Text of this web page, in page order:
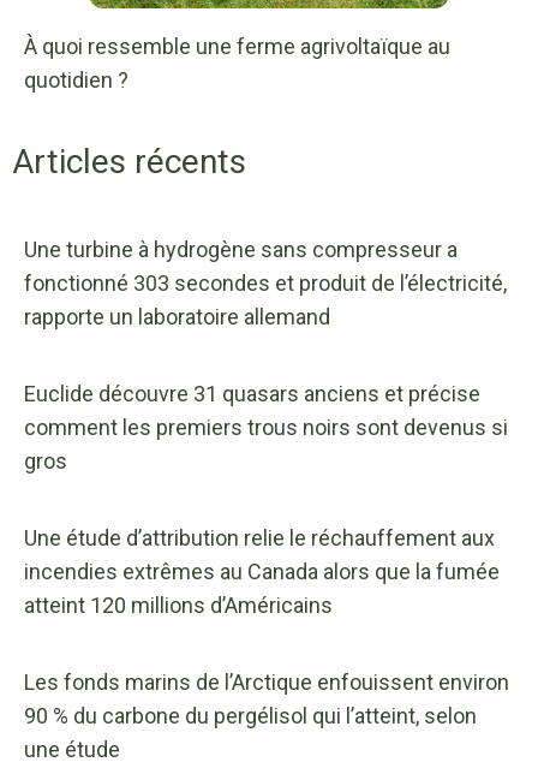
À quoi ressemble une ferme agrivoltaïque au
quotidien ?
Articles récents
Une turbine à hydrogène sans compresseur a
fonctionné 303 secondes et produit de l’électricité,
rapporte un laboratoire allemand
Euclide découvre 31 quasars anciens et précise
comment les premiers trous noirs sont devenus si
gros
Une étude d’attribution relie le réchauffement aux
incendies extrêmes au Canada alors que la fumée
atteint 120 millions d’Américains
Les fonds marins de l’Arctique enfouissent environ
90 % du carbone du pergélisol qui l’atteint, selon
une étude